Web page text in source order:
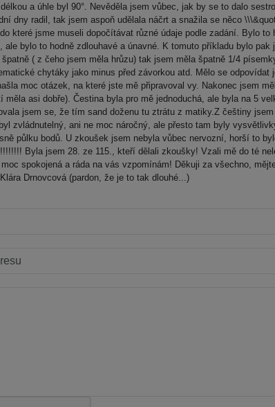
a úhle byl 90°. Nevěděla jsem vůbec, jak by se to dalo
dny radil, tak jsem aspoň udělala náčrt a snažila se něco
které jsme museli dopočítávat různé údaje podle zadání. Bylo to
ale bylo to hodně zdlouhavé a únavné. K tomuto příkladu bylo
( z čeho jsem měla hrůzu) tak jsem měla špatně 1/4
chytáky jako minus před závorkou atd. Mělo se odpovídat
moc otázek, na které jste mě připravoval vy. Nakonec jsem
asi dobře). Čestina byla pro mě jednoduchá, ale byla na 5
jsem se, že tím sand doženu tu ztrátu z matiky.Z češtiny
zvládnutelný, ani ne moc náročný, ale přesto tam byly
půlku bodů. U zkoušek jsem nebyla vůbec nervozní, horší to
Byla jsem 28. ze 115., kteří dělali zkoušky! Vzali mě do té
spokojená a ráda na vás vzpomínám! Děkuji za všechno,
Drnovcová (pardon, že je to tak dlouhé...)